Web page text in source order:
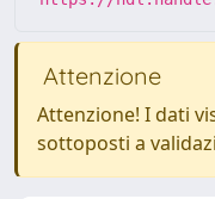
Attenzione
Attenzione! I dati
sottoposti a